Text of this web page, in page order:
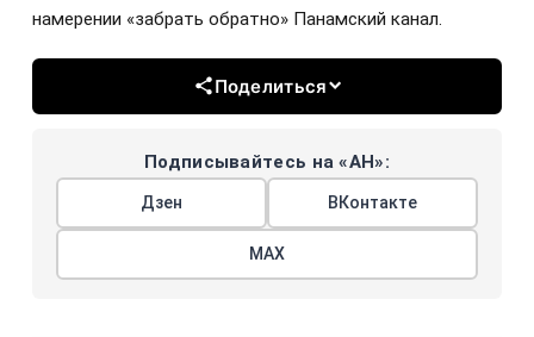
намерении «забрать обратно» Панамский канал.
Поделиться
Подписывайтесь на «АН»:
Дзен ВКонтакте
МАХ